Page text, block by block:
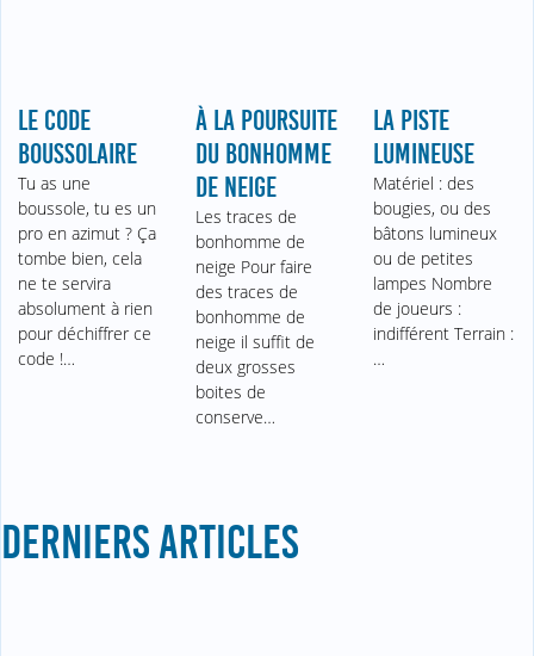
LE CODE
BOUSSOLAIRE
Tu as une
boussole, tu es un
pro en azimut ? Ça
tombe bien, cela
ne te servira
absolument à rien
pour déchiffrer ce
code !…
À LA POURSUITE
DU BONHOMME
DE NEIGE
Les traces de
bonhomme de
neige Pour faire
des traces de
bonhomme de
neige il suffit de
deux grosses
boites de
conserve…
LA PISTE
LUMINEUSE
Matériel : des
bougies, ou des
bâtons lumineux
ou de petites
lampes Nombre
de joueurs :
indifférent Terrain :
…
DERNIERS ARTICLES